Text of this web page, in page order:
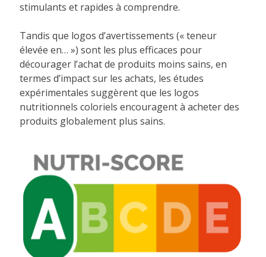
stimulants et rapides à comprendre.
Tandis que logos d’avertissements (« teneur
élevée en… ») sont les plus efficaces pour
décourager l’achat de produits moins sains, en
termes d’impact sur les achats, les études
expérimentales suggèrent que les logos
nutritionnels coloriels encouragent à acheter des
produits globalement plus sains.